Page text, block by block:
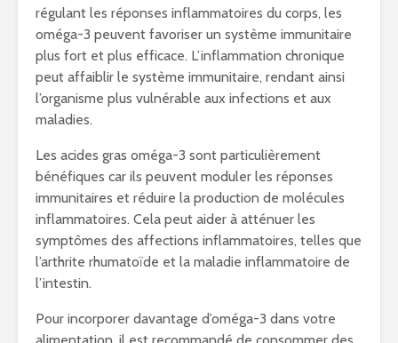
régulant les réponses inflammatoires du corps, les
oméga-3 peuvent favoriser un système immunitaire
plus fort et plus efficace. L’inflammation chronique
peut affaiblir le système immunitaire, rendant ainsi
l’organisme plus vulnérable aux infections et aux
maladies.
Les acides gras oméga-3 sont particulièrement
bénéfiques car ils peuvent moduler les réponses
immunitaires et réduire la production de molécules
inflammatoires. Cela peut aider à atténuer les
symptômes des affections inflammatoires, telles que
l’arthrite rhumatoïde et la maladie inflammatoire de
l’intestin.
Pour incorporer davantage d’oméga-3 dans votre